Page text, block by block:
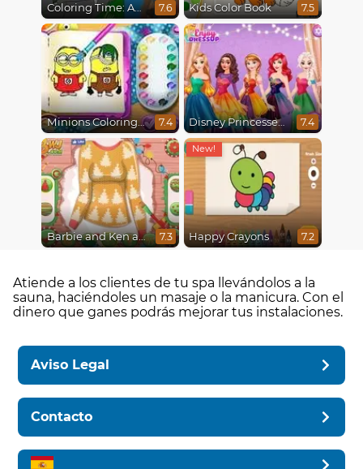
Coloring Time: Animals 7.6 Kids Color Book 7.5
Minions Coloring Book 7.4 Disney Princesses Rainbow Dresses 7.4
Barbie and Ken a Perfect Christmas 7.3 Happy Crayons 7.2
Atiende a los clientes de tu spa llevándolos a la
sauna, haciéndoles un masaje o la manicura. Con el
dinero que ganes podrás mejorar tus instalaciones.
Aviso Legal
Contacto